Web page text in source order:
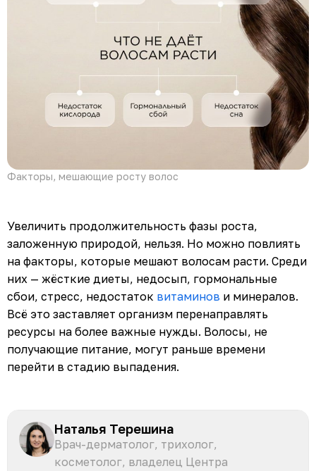
Факторы, мешающие росту волос
Увеличить продолжительность фазы роста,
заложенную природой, нельзя. Но можно повлиять
на факторы, которые мешают волосам расти. Среди
них — жёсткие диеты, недосып, гормональные
сбои, стресс, недостаток витаминов и минералов.
Всё это заставляет организм перенаправлять
ресурсы на более важные нужды. Волосы, не
получающие питание, могут раньше времени
перейти в стадию выпадения.
Наталья Терешина
Врач-дерматолог, трихолог,
косметолог, владелец Центра